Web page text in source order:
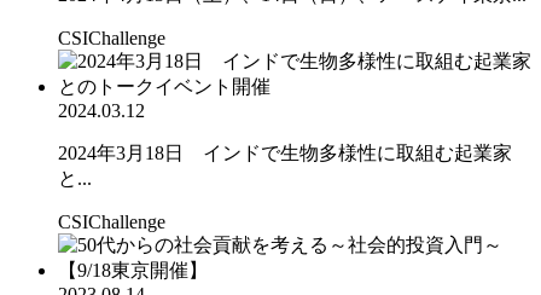
CSIChallenge
2024.03.12
2024年3月18日 インドで生物多様性に取組む起業家
と...
CSIChallenge